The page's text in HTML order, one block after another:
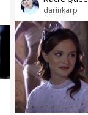
darinkarp